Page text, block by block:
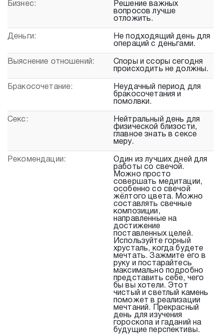
Бизнес:
Решение важных
вопросов лучше
отложить.
Деньги:
Не подходящий день для
операций с деньгами.
Выяснение отношений:
Споры и ссоры сегодня
происходить не должны.
Бракосочетание:
Неудачный период для
бракосочетания и
помолвки.
Секс:
Нейтральный день для
физической близости,
главное знать в сексе
меру.
Рекомендации:
Один из лучших дней для
работы со свечой.
Можно просто
совершать медитации,
особенно со свечой
жёлтого цвета. Можно
составлять свечные
композиции,
направленные на
достижение
поставленных целей.
Используйте горный
хрусталь, когда будете
мечтать. Зажмите его в
руку и постарайтесь
максимально подробно
представить себе, чего
бы вы хотели. Этот
чистый и светлый камень
поможет в реализации
мечтаний. Прекрасный
день для изучения
гороскопа и гаданий на
будущие перспективы.